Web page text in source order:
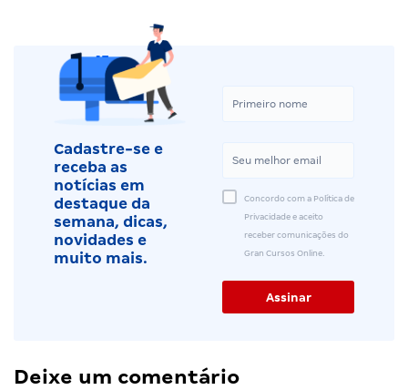
Cadastre-se e
receba as
notícias em
destaque da
semana, dicas,
novidades e
muito mais.
Concordo com a Política de
Privacidade e aceito
receber comunicações do
Gran Cursos Online.
Deixe um comentário